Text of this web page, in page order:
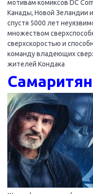
мотивам комиксов DC
Канады, Новой Зеландии
спустя 5000 лет
множеством
сверхскоростью и
команду владеющих
жителей Кондака